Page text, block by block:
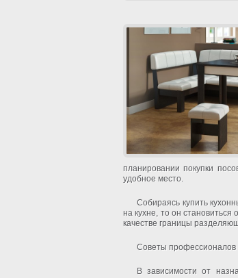
планировании покупки
удобное место.
Собираясь купить
на кухне, то он
качестве границы
Советы профессионалов
В зависимости от